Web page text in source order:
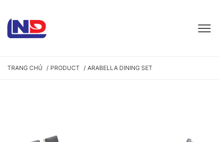
TRANG CHỦ PRODUCT ARABELLA DINING SET